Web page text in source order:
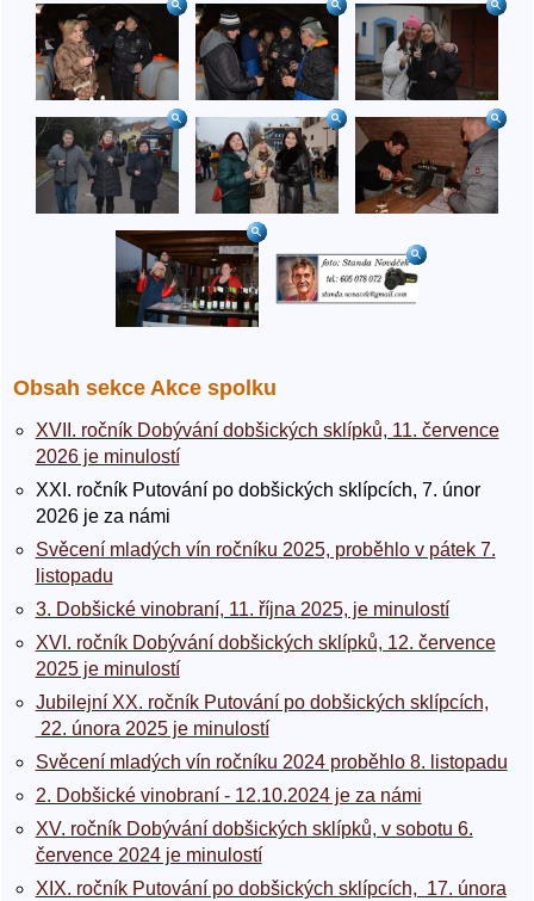
Obsah sekce Akce spolku
XVII. ročník Dobývání dobšických sklípků, 11. července
2026 je minulostí
XXI. ročník Putování po dobšických sklípcích, 7. únor
2026 je za námi
Svěcení mladých vín ročníku 2025, proběhlo v pátek 7.
listopadu
3. Dobšické vinobraní, 11. října 2025, je minulostí
XVI. ročník Dobývání dobšických sklípků, 12. července
2025 je minulostí
Jubilejní XX. ročník Putování po dobšických sklípcích,
22. února 2025 je minulostí
Svěcení mladých vín ročníku 2024 proběhlo 8. listopadu
2. Dobšické vinobraní - 12.10.2024 je za námi
XV. ročník Dobývání dobšických sklípků, v sobotu 6.
července 2024 je minulostí
XIX. ročník Putování po dobšických sklípcích, 17. února